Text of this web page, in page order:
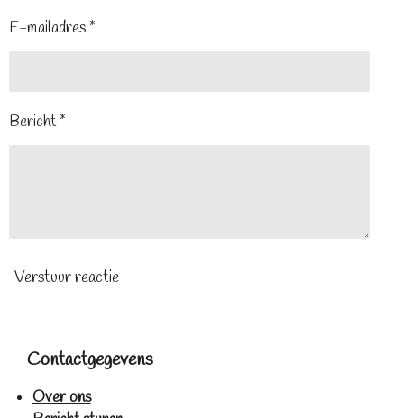
E-mailadres *
Bericht *
Verstuur reactie
Contactgegevens
Over ons